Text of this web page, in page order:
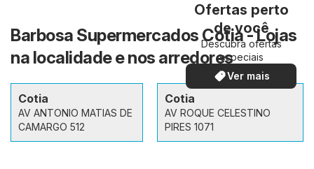
Ofertas perto
de você
Descubra ofertas
especiais
Ver mais
Barbosa Supermercados Cotia - Lojas
na localidade e nos arredores
Cotia
AV ANTONIO MATIAS DE
CAMARGO 512
Cotia
AV ROQUE CELESTINO
PIRES 1071